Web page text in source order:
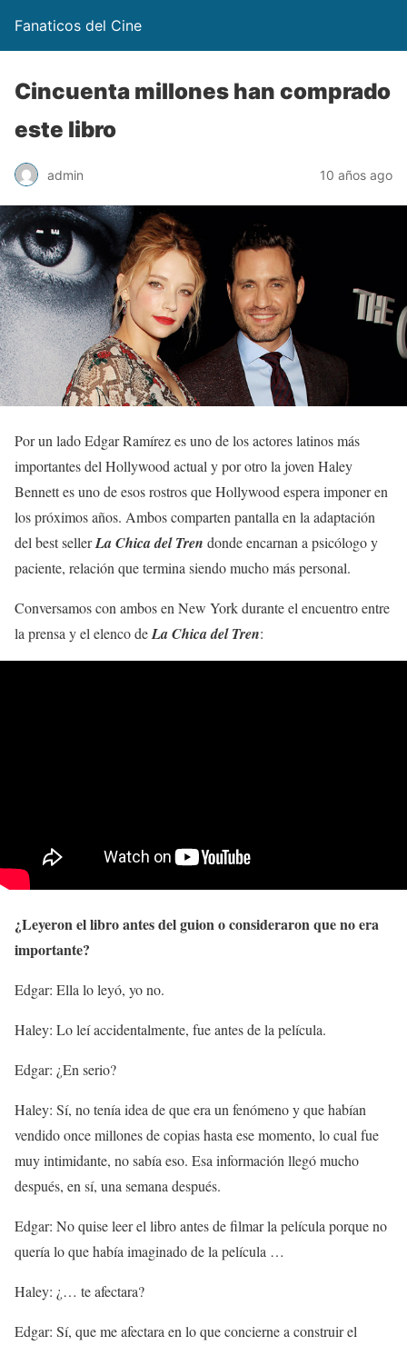
Fanaticos del Cine
Cincuenta millones han comprado
este libro
admin 10 años ago
Por un lado Edgar Ramírez es uno de los actores latinos más
importantes del Hollywood actual y por otro la joven Haley
Bennett es uno de esos rostros que Hollywood espera imponer en
los próximos años. Ambos comparten pantalla en la adaptación
del best sellerLa Chica del Tren donde encarnan a psicólogo y
paciente, relación que termina siendo mucho más personal.
Conversamos con ambos en New York durante el encuentro entre
la prensa y el elenco deLa Chica del Tren:
¿Leyeron el libro antes del guion o consideraron que no era
importante?
Edgar: Ella lo leyó, yo no.
Haley: Lo leí accidentalmente, fue antes de la película.
Edgar: ¿En serio?
Haley: Sí, no tenía idea de que era un fenómeno y que habían
vendido once millones de copias hasta ese momento, lo cual fue
muy intimidante, no sabía eso. Esa información llegó mucho
después, en sí, una semana después.
Edgar: No quise leer el libro antes de filmar la película porque no
quería lo que había imaginado de la película …
Haley: ¿… te afectara?
Edgar: Sí, que me afectara en lo que concierne a construir el